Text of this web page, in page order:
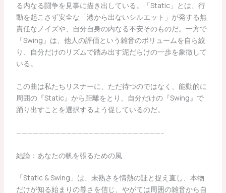
る内なる闘争を見事に描き出している。「Static」とは、行
動を起こさず安全な「港から出ないシルエット」が発する無
責任なノイズや、自分自身の内なる不安そのものだ。一方で
「Swing」は、他人の評価という雑音のボリュームを自ら絞
り、自分だけのリズムで踏み出す泥だらけの一歩を象徴して
いる。
この曲は私たちリスナーに、ただ待つのではなく、能動的に
周囲の『Static』から距離をとり、自分だけの『Swing』で
踊り出すことを選択するよう促しているのだ。
——————————————————————————–
結論：あなたの帆を張るための風
「Static & Swing」は、未熟さを情熱の証と捉え直し、本物
だけが知る始まりの尊さを信じ、やがては周囲の雑音から自